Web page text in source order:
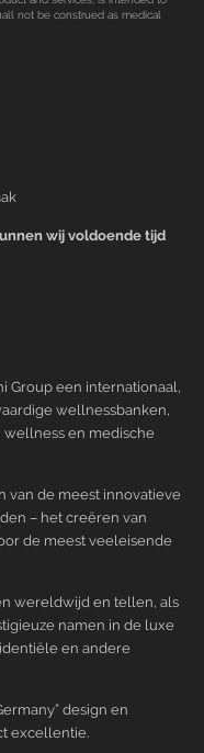
not be construed as medical
wij voldoende tijd
Group een internationaal,
wellnessbanken,
wellness en medische
van de meest innovatieve
– het creëren van
de meest veeleisende
wereldwijd en tellen, als
namen in de luxe
en andere
design en
excellentie.